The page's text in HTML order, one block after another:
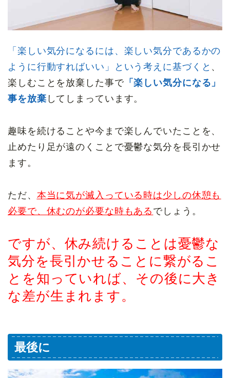
「楽しい気分になるには、楽しい気分であるかの
ように行動すればいい」という考えに基づくと 、
楽しむことを放棄した事で「楽しい気分になる」
事を放棄 してしまっています。
趣味を続けることや今まで楽しんでいたことを、
止めたり足が遠のくことで憂鬱な気分を長引かせ
ます。
ただ、 本当に気が滅入っている時は少しの休憩も
必要で、休むのが必要な時もある でしょう。
ですが、休み続けることは憂鬱な
気分を長引かせることに繋がるこ
とを知っていれば、その後に大き
な差が生まれます。
最後に